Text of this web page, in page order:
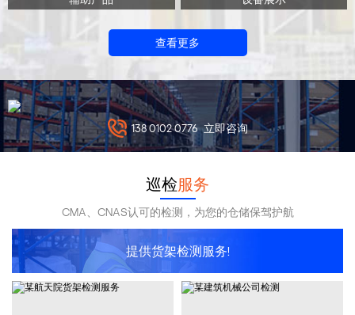
查看更多
138 0102 0776 立即咨询
巡检服务
CMA、CNAS认可的检测，为您的仓储保驾护航
提供货架检测服务!